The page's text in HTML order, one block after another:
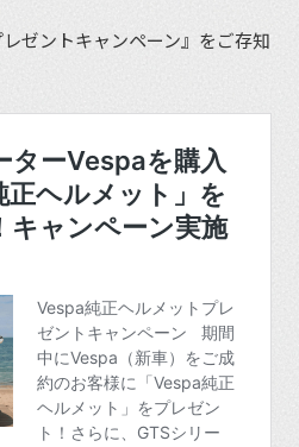
ゼントキャンペーン』をご存知